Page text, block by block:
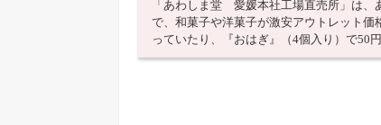
「あわしま堂 愛媛本社工場直売所」は、
で、和菓子や洋菓子が激安アウトレット
っていたり、『おはぎ』（4個入り）で50